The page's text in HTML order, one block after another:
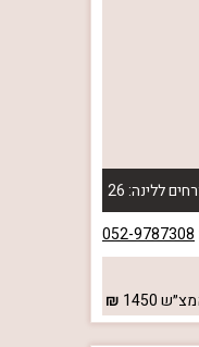
ללינה: 26
052-9787308
1450